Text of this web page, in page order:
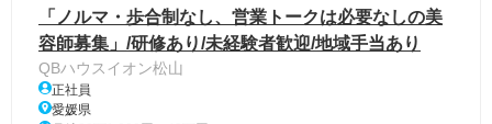
「ノルマ・歩合制なし、営業トークは必要なしの美
容師募集」/研修あり/未経験者歓迎/地域手当あり
QBハウスイオン松山
正社員
愛媛県